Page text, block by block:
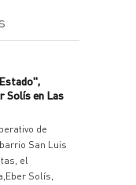
Solís en Las
de
San Luis
el
Solís,